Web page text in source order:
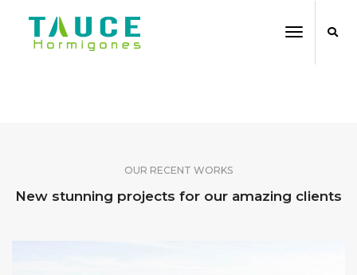
Toggle
SHARE OUR WORK
OUR RECENT WORKS
New stunning projects for our amazing clients